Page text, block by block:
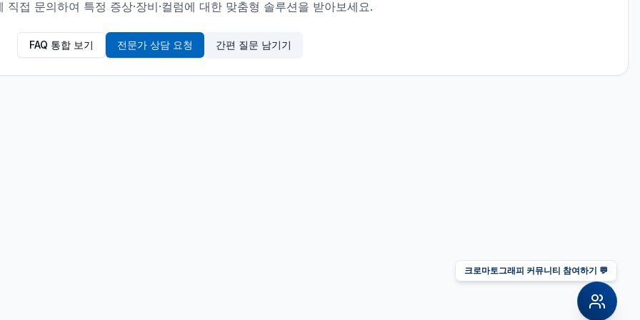
직접 문의하여 특정 증상·장비·컬럼에 대한 맞춤형 솔루션을 받아보세요.
FAQ 통합 보기 전문가 상담 요청 간편 질문 남기기
크로마토그래피 커뮤니티 참여하기 💬